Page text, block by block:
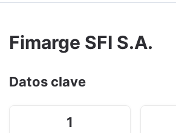
Fimarge SFI S.A.
Datos clave
1